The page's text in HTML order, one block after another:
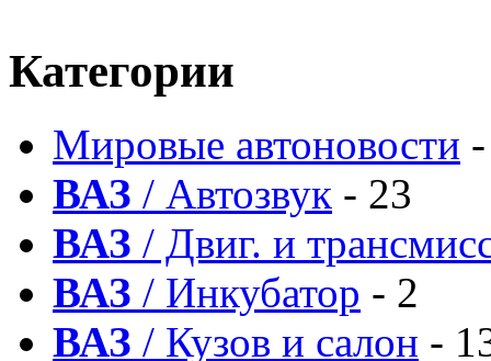
Категории
Мировые автоновости
ВАЗ / Автозвук - 23
ВАЗ / Двиг. и
ВАЗ / Инкубатор - 2
ВАЗ / Кузов и салон -